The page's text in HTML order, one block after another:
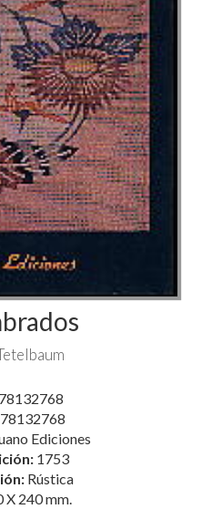
Ediciones
1753
Rústica
X 240 mm.